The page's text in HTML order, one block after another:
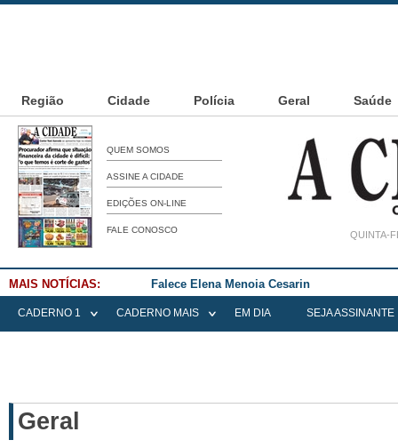
Região Cidade Polícia Geral Saúde
QUEM SOMOS
ASSINE A CIDADE
EDIÇÕES ON-LINE
FALE CONOSCO QUINTA-
MAIS NOTÍCIAS: Falece Elena Menoia Cesarin
CADERNO 1 CADERNO MAIS EM DIA SEJA ASSINANTE
Geral